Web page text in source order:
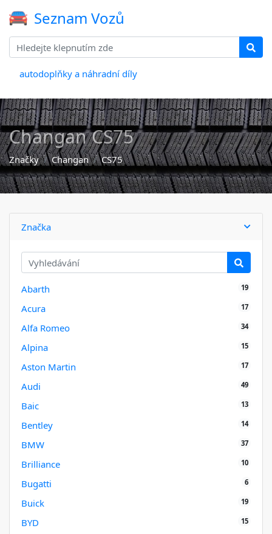
Seznam Vozů
autodoplňky a náhradní díly
Changan CS75
Značky Changan CS75
Značka
Abarth 19
Acura 17
Alfa Romeo 34
Alpina 15
Aston Martin 17
Audi 49
Baic 13
Bentley 14
BMW 37
Brilliance 10
Bugatti 6
Buick 19
BYD 15